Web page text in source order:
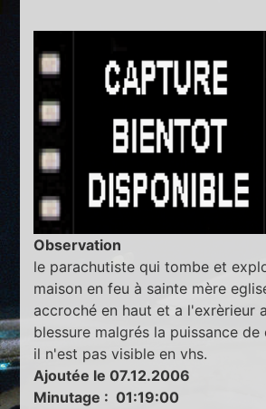
Observation
le parachutiste qui tombe et
maison en feu à sainte mère
accroché en haut et a l'exrèrieur
blessure malgrés la puissance
il n'est pas visible en vhs.
Ajoutée le 07.12.2006
Minutage : 01:19:00